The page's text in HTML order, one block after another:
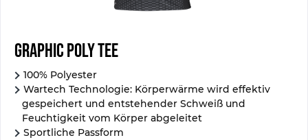
Graphic Poly Tee
100% Polyester
Wartech Technologie: Körperwärme wird effektiv
gespeichert und entstehender Schweiß und
Feuchtigkeit vom Körper abgeleitet
Sportliche Passform